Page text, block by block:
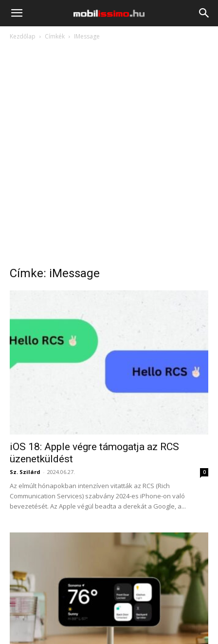
Mobilissimo.hu
Kezdőlap Címkék IMessage
Címke: iMessage
iOS 18: Apple végre támogatja az RCS
üzenetküldést
Sz. Szilárd - 2024.06.27. 0
Az elmúlt hónapokban intenzíven vitatták az RCS (Rich
Communication Services) szabvány 2024-es iPhone-on való
bevezetését. Az Apple végül beadta a derekát a Google, a...